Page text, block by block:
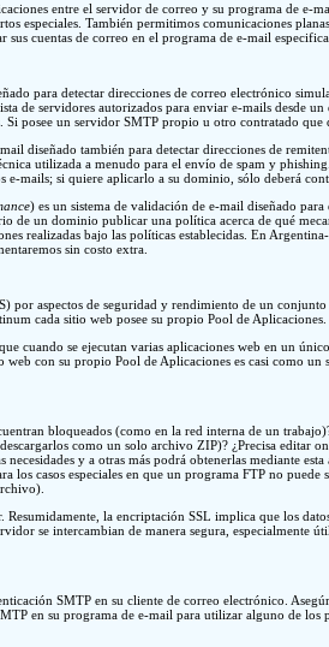
entre el servidor de correo y su programa de
especiales. También permitimos comunicaciones
cuentas de correo en el programa de e-mail
para detectar direcciones de correo electrónico
de servidores autorizados para enviar e-mails desde
posee un servidor SMTP propio u otro contratado
diseñado también para detectar direcciones de
utilizada a menudo para el envío de spam y
mails; si quiere aplicarlo a su dominio, sólo deberá
) es un sistema de validación de e-mail diseñado
de un dominio publicar una política acerca de qué
realizadas bajo las políticas establecidas. En
sin costo extra.
aspectos de seguridad y rendimiento de un
cada sitio web posee su propio Pool de Aplicaciones.
cuando se ejecutan varias aplicaciones web en un
web con su propio Pool de Aplicaciones es casi como
bloqueados (como en la red interna de un
como un solo archivo ZIP)? ¿Precisa editar
necesidades y a otras más podrá obtenerlas
los casos especiales en que un programa FTP no
la encriptación SSL implica que los
se intercambian de manera segura,
SMTP en su cliente de correo electrónico.
en su programa de e-mail para utilizar alguno de los